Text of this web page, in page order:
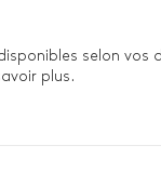
selon vos
plus.